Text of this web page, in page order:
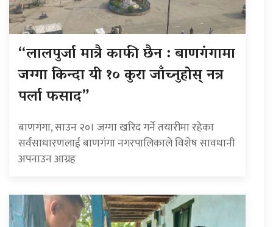
“लालपुर्जा मात्रै काफी छैन : बाणगंगामा
जग्गा किन्दा यी १० कुरा जाँच्नुहोस् नत्र
पर्ला फसाद”
बाणगंगा, साउन २०। जग्गा खरिद गर्ने तयारीमा रहेका
सर्वसाधारणलाई बाणगंगा नगरपालिकाले विशेष सावधानी
अपनाउन आग्रह